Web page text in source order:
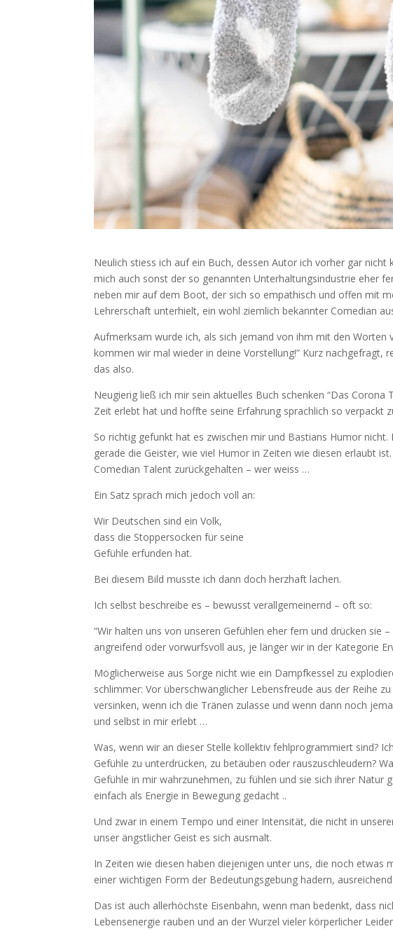
Neulich stiess ich auf ein Buch, dessen Autor ich vorher gar
mich auch sonst der so genannten Unterhaltungsindustrie eher
neben mir auf dem Boot, der sich so empathisch und offen mit
Lehrerschaft unterhielt, ein wohl ziemlich bekannter Comedian
Aufmerksam wurde ich, als sich jemand von ihm mit den Worten
kommen wir mal wieder in deine Vorstellung!” Kurz
das also.
Neugierig ließ ich mir sein aktuelles Buch schenken “Das
Zeit erlebt hat und hoffte seine Erfahrung sprachlich so verpackt
So richtig gefunkt hat es zwischen mir und Bastians Humor
gerade die Geister, wie viel Humor in Zeiten wie diesen erlaubt
Comedian Talent zurückgehalten – wer weiss …
Ein Satz sprach mich jedoch voll an:
Wir Deutschen sind ein Volk,
dass die Stoppersocken für seine
Gefühle erfunden hat.
Bei diesem Bild musste ich dann doch herzhaft lachen.
Ich selbst beschreibe es – bewusst verallgemeinernd – oft so:
“Wir halten uns von unseren Gefühlen eher fern und drücken sie
angreifend oder vorwurfsvoll aus, je länger wir in der Kategorie
Möglicherweise aus Sorge nicht wie ein Dampfkessel zu
schlimmer: Vor überschwänglicher Lebensfreude aus der Reihe
versinken, wenn ich die Tränen zulasse und wenn dann noch
und selbst in mir erlebt …
Was, wenn wir an dieser Stelle kollektiv fehlprogrammiert sind?
Gefühle zu unterdrücken, zu betäuben oder rauszuschleudern?
Gefühle in mir wahrzunehmen, zu fühlen und sie sich ihrer Natur
einfach als Energie in Bewegung gedacht ..
Und zwar in einem Tempo und einer Intensität, die nicht in
unser ängstlicher Geist es sich ausmalt.
In Zeiten wie diesen haben diejenigen unter uns, die noch etwas
einer wichtigen Form der Bedeutungsgebung hadern,
Das ist auch allerhöchste Eisenbahn, wenn man bedenkt, dass
Lebensenergie rauben und an der Wurzel vieler körperlicher